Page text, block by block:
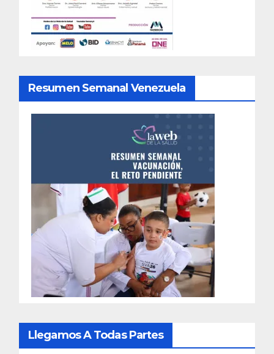
Resumen Semanal Venezuela
Llegamos A Todas Partes